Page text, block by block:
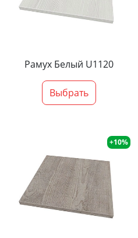
Рамух Белый U1120
Выбрать
+10%